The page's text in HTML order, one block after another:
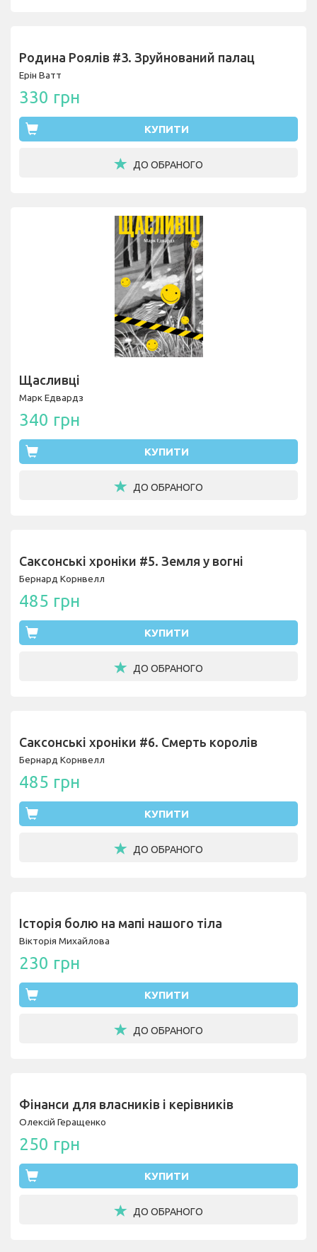
Родина Роялів #3. Зруйнований палац
Ерін Ватт
330 грн
КУПИТИ
ДО ОБРАНОГО
Щасливці
Марк Едвардз
340 грн
КУПИТИ
ДО ОБРАНОГО
Саксонські хроніки #5. Земля у вогні
Бернард Корнвелл
485 грн
КУПИТИ
ДО ОБРАНОГО
Саксонські хроніки #6. Смерть королів
Бернард Корнвелл
485 грн
КУПИТИ
ДО ОБРАНОГО
Історія болю на мапі нашого тіла
Вікторія Михайлова
230 грн
КУПИТИ
ДО ОБРАНОГО
Фінанси для власників і керівників
Олексій Геращенко
250 грн
КУПИТИ
ДО ОБРАНОГО